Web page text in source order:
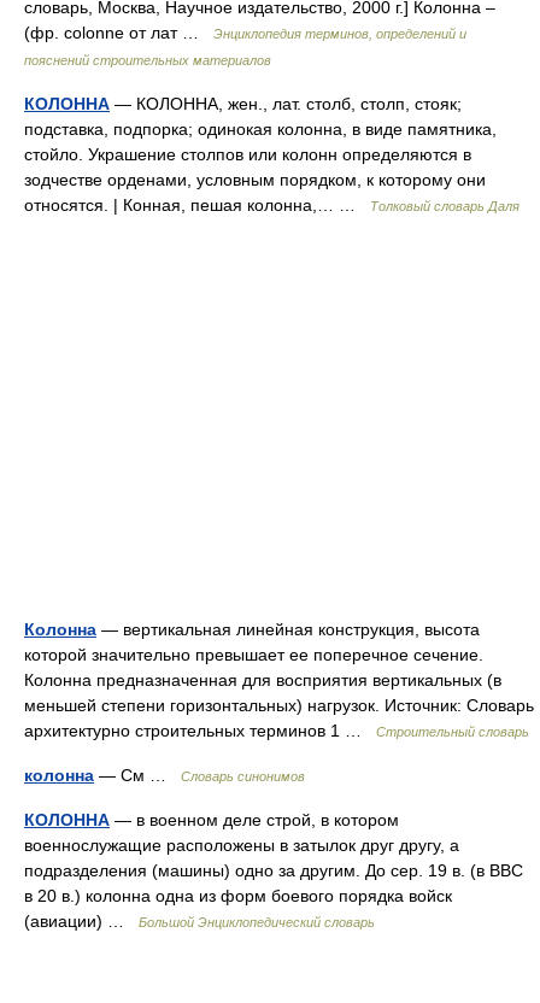
словарь, Москва, Научное издательство, 2000 г.] Колонна –
(фр. colonne от лат …
Энциклопедия терминов, определений и
пояснений строительных материалов
КОЛОННА — КОЛОННА, жен., лат. столб, столп, стояк;
подставка, подпорка; одинокая колонна, в виде памятника,
стойло. Украшение столпов или колонн определяются в
зодчестве орденами, условным порядком, к которому они
относятся. | Конная, пешая колонна,… …
Толковый словарь Даля
Колонна — вертикальная линейная конструкция, высота
которой значительно превышает ее поперечное сечение.
Колонна предназначенная для восприятия вертикальных (в
меньшей степени горизонтальных) нагрузок. Источник: Словарь
архитектурно строительных терминов 1 …
Строительный словарь
колонна — См … Словарь синонимов
КОЛОННА — в военном деле строй, в котором
военнослужащие расположены в затылок друг другу, а
подразделения (машины) одно за другим. До сер. 19 в. (в ВВС
в 20 в.) колонна одна из форм боевого порядка войск
(авиации) …
Большой Энциклопедический словарь